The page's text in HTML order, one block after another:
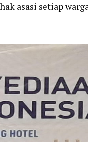
asasi setiap